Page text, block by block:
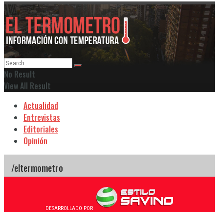
No Result
View All Result
Actualidad
Entrevistas
Editoriales
Opinión
DESARROLLADO POR